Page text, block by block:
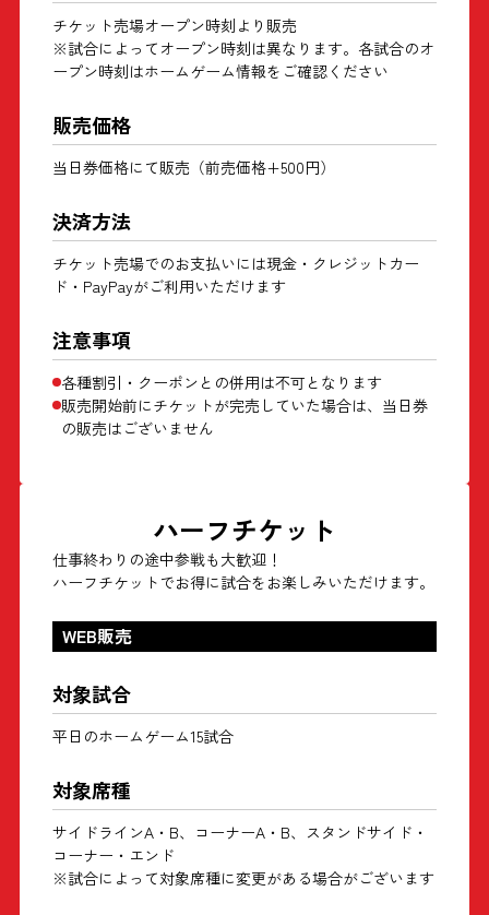
チケット売場オープン時刻より販売
※試合によってオープン時刻は異なります。各試合のオ
ープン時刻はホームゲーム情報をご確認ください
販売価格
当日券価格にて販売（前売価格+500円）
決済方法
チケット売場でのお支払いには現金・クレジットカー
ド・PayPayがご利用いただけます
注意事項
各種割引・クーポンとの併用は不可となります
販売開始前にチケットが完売していた場合は、当日券
の販売はございません
ハーフチケット
仕事終わりの途中参戦も大歓迎！
ハーフチケットでお得に試合をお楽しみいただけます。
WEB販売
対象試合
平日のホームゲーム15試合
対象席種
サイドラインA・B、コーナーA・B、スタンドサイド・
コーナー・エンド
※試合によって対象席種に変更がある場合がございます